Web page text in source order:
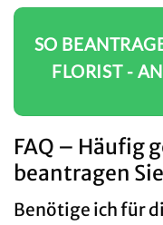
SO
FLORIST -
FAQ – Häufig
beantragen
Benötige ich für